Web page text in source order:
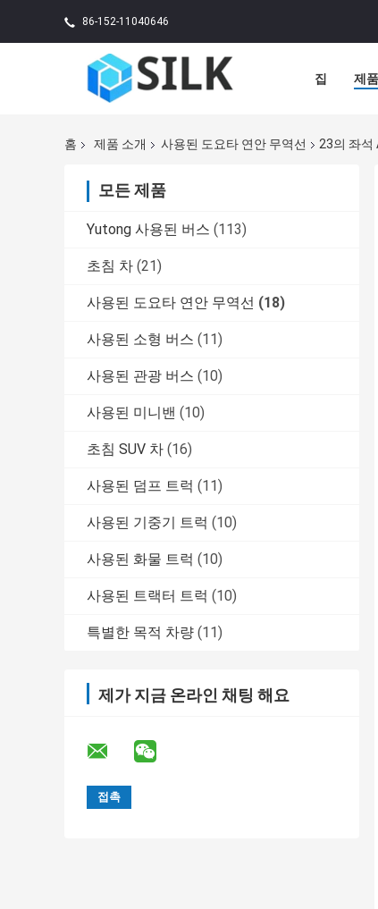
86-152-11040646
집 제품
홈 제품 소개 사용된 도요타 연안 무역선 23의 좌석
모든 제품
Yutong 사용된 버스 (113)
초침 차 (21)
사용된 도요타 연안 무역선 (18)
사용된 소형 버스 (11)
사용된 관광 버스 (10)
사용된 미니밴 (10)
초침 SUV 차 (16)
사용된 덤프 트럭 (11)
사용된 기중기 트럭 (10)
사용된 화물 트럭 (10)
사용된 트랙터 트럭 (10)
특별한 목적 차량 (11)
제가 지금 온라인 채팅 해요